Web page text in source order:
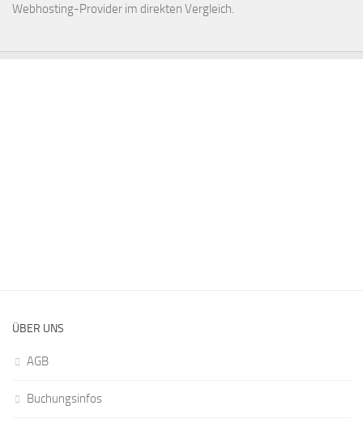
Webhosting-Provider im direkten Vergleich.
ÜBER UNS
AGB
Buchungsinfos